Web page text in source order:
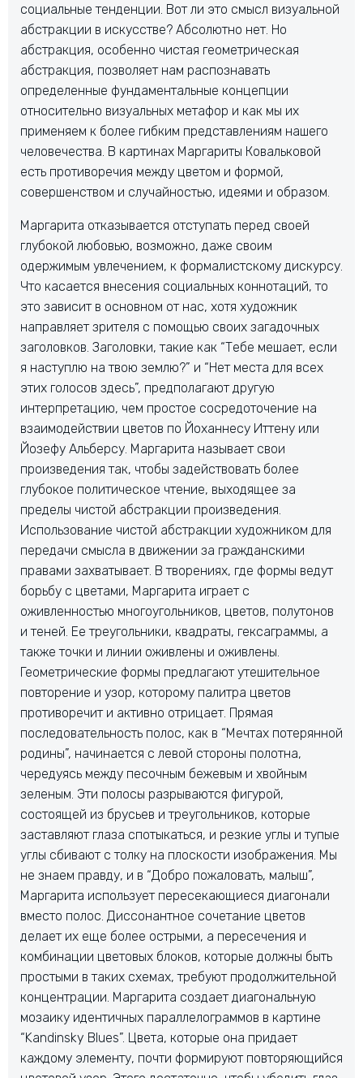
социальные тенденции. Вот ли это смысл визуальной
абстракции в искусстве? Абсолютно нет. Но
абстракция, особенно чистая геометрическая
абстракция, позволяет нам распознавать
определенные фундаментальные концепции
относительно визуальных метафор и как мы их
применяем к более гибким представлениям нашего
человечества. В картинах Маргариты Ковальковой
есть противоречия между цветом и формой,
совершенством и случайностью, идеями и образом.
Маргарита отказывается отступать перед своей
глубокой любовью, возможно, даже своим
одержимым увлечением, к формалистскому дискурсу.
Что касается внесения социальных коннотаций, то
это зависит в основном от нас, хотя художник
направляет зрителя с помощью своих загадочных
заголовков. Заголовки, такие как “Тебе мешает, если
я наступлю на твою землю?” и “Нет места для всех
этих голосов здесь”, предполагают другую
интерпретацию, чем простое сосредоточение на
взаимодействии цветов по Йоханнесу Иттену или
Йозефу Альберсу. Маргарита называет свои
произведения так, чтобы задействовать более
глубокое политическое чтение, выходящее за
пределы чистой абстракции произведения.
Использование чистой абстракции художником для
передачи смысла в движении за гражданскими
правами захватывает. В творениях, где формы ведут
борьбу с цветами, Маргарита играет с
оживленностью многоугольников, цветов, полутонов
и теней. Ее треугольники, квадраты, гексаграммы, а
также точки и линии оживлены и оживлены.
Геометрические формы предлагают утешительное
повторение и узор, которому палитра цветов
противоречит и активно отрицает. Прямая
последовательность полос, как в “Мечтах потерянной
родины”, начинается с левой стороны полотна,
чередуясь между песочным бежевым и хвойным
зеленым. Эти полосы разрываются фигурой,
состоящей из брусьев и треугольников, которые
заставляют глаза спотыкаться, и резкие углы и тупые
углы сбивают с толку на плоскости изображения. Мы
не знаем правду, и в “Добро пожаловать, малыш”,
Маргарита использует пересекающиеся диагонали
вместо полос. Диссонантное сочетание цветов
делает их еще более острыми, а пересечения и
комбинации цветовых блоков, которые должны быть
простыми в таких схемах, требуют продолжительной
концентрации. Маргарита создает диагональную
мозаику идентичных параллелограммов в картине
“Kandinsky Blues”. Цвета, которые она придает
каждому элементу, почти формируют повторяющийся